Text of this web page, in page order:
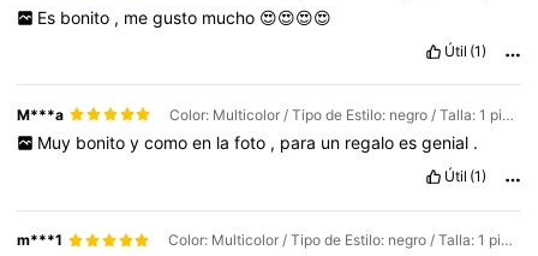
Es bonito , me gusto mucho 😍😍😍😍
Útil (1)
M***a Color: Multicolor / Tipo de Estilo: negro / Talla: 1 pieza
Muy bonito y como en la foto , para un regalo es genial .
Útil (1)
m***1 Color: Multicolor / Tipo de Estilo: negro / Talla: 1 pieza